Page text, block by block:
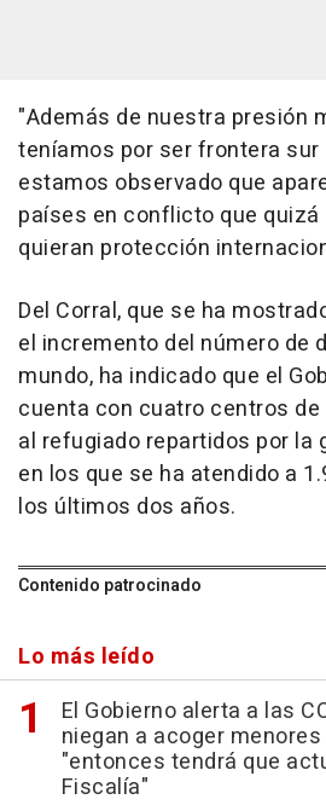
"Además de nuestra presión
teníamos por ser frontera sur
estamos observado que
países en conflicto que
quieran protección
Del Corral, que se ha
el incremento del número de
mundo, ha indicado que el
cuenta con cuatro centros
al refugiado repartidos por la
en los que se ha atendido a
los últimos dos años.
Contenido patrocinado
Lo más leído
El Gobierno alerta a las
niegan a acoger
"entonces tendrá que
Fiscalía"